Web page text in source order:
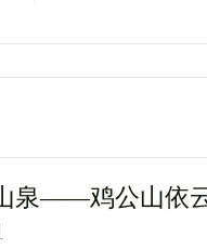
泉——鸡公山依